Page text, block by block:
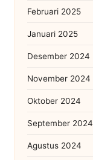
Februari 2025
Januari 2025
Desember 2024
November 2024
Oktober 2024
September 2024
Agustus 2024